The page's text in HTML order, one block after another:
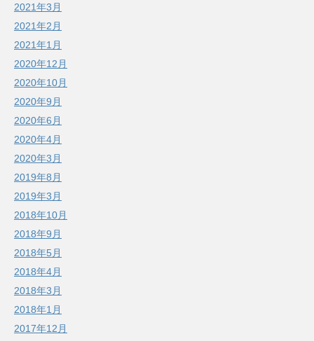
2021年3月
2021年2月
2021年1月
2020年12月
2020年10月
2020年9月
2020年6月
2020年4月
2020年3月
2019年8月
2019年3月
2018年10月
2018年9月
2018年5月
2018年4月
2018年3月
2018年1月
2017年12月